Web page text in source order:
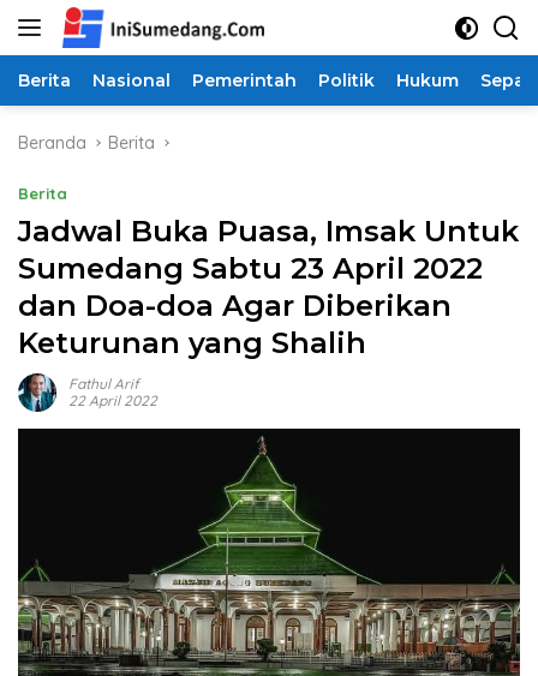
Langsung
Berita Nasional Pemerintah Politik Hukum
Beranda Berita
Berita
Jadwal Buka Puasa, Imsak Untuk
Sumedang Sabtu 23 April 2022
dan Doa-doa Agar Diberikan
Keturunan yang Shalih
Fathul Arif
22 April 2022